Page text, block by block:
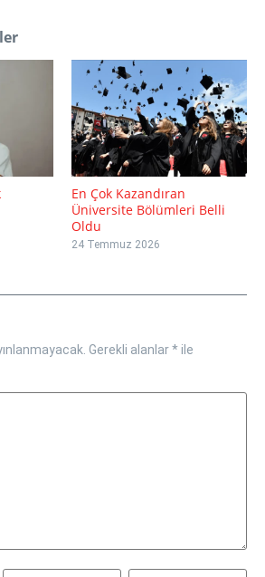
En Çok Kazandıran
Üniversite Bölümleri Belli
Oldu
24 Temmuz 2026
Gerekli alanlar*ile